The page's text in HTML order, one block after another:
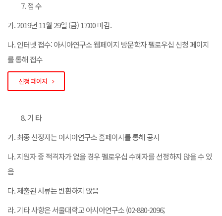
접 수
가. 2019년 11월 29일 (금) 17:00 마감.
나. 인터넷 접수: 아시아연구소 웹페이지 방문학자 펠로우십 신청 페이지
를 통해 접수
신청 페이지
기 타
가. 최종 선정자는 아시아연구소 홈페이지를 통해 공지
나. 지원자 중 적격자가 없을 경우 펠로우십 수혜자를 선정하지 않을 수 있
음
다. 제출된 서류는 반환하지 않음
라. 기타 사항은 서울대학교 아시아연구소 (02-880-2096;